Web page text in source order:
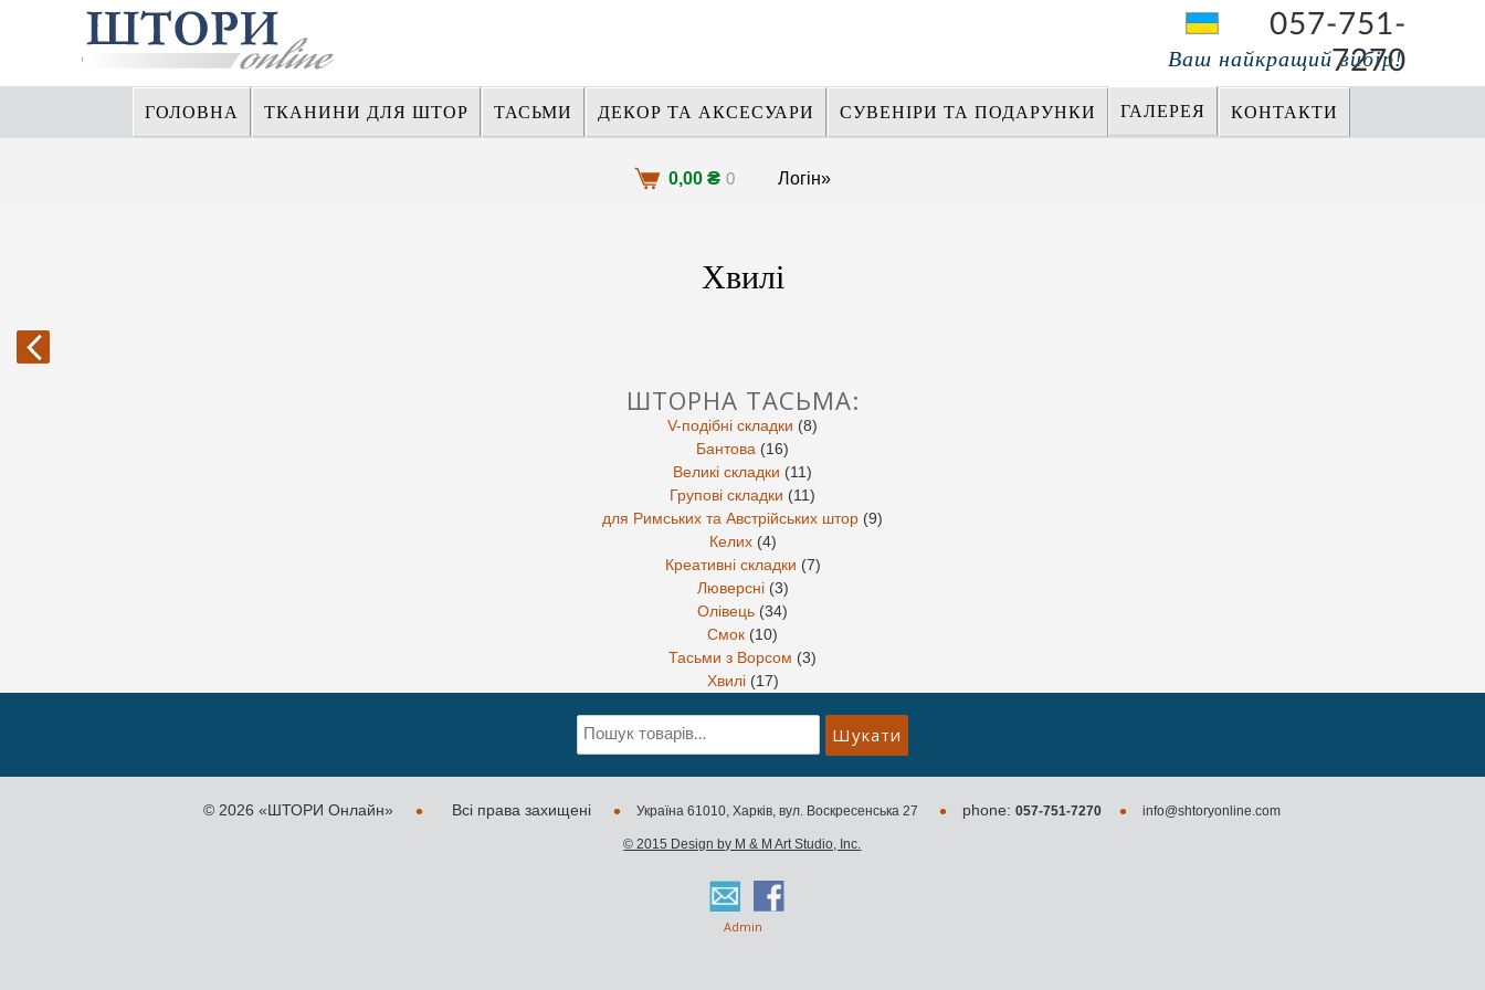
057-751-
7270
Ваш найкращий вибір!
ГОЛОВНА ТКАНИНИ ДЛЯ ШТОР ТАСЬМИ ДЕКОР ТА АКСЕСУАРИ СУВЕНІРИ ТА ПОДАРУНКИ ГАЛЕРЕЯ КОНТАКТИ
0,00 ₴ 0 Логін»
Хвилі
ШТОРНА ТАСЬМA:
V-подібні складки (8)
Бантова (16)
Великі складки (11)
Групові складки (11)
для Римських та Австрійських штор (9)
Келих(4)
Креативні складки (7)
Люверсні(3)
Олівець (34)
Смок (10)
Тасьми з Ворсом (3)
Хвилі(17)
Шукати:
Шукати
© 2026 «ШТОРИ Онлайн» • Всі права захищені • Україна 61010, Харків, вул. Воскресенська 27 • phone:057-751-7270 • info@shtoryonline.com
© 2015 Design by M & M Art Studio, Inc.
Admin